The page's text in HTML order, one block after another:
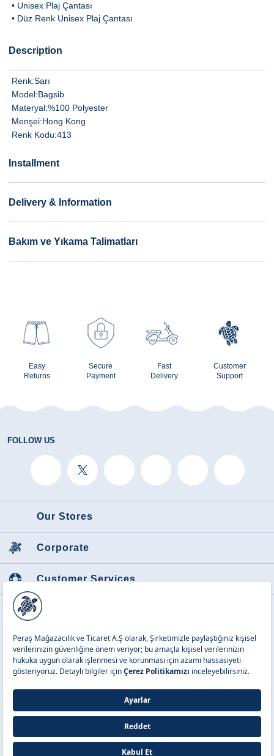
• Unisex Plaj Çantası
• Düz Renk Unisex Plaj Çantası
Description
Renk:Sarı
Model:Bagsib
Materyal:%100 Polyester
Menşei:Hong Kong
Renk Kodu:413
Installment
Delivery & Information
Bakım ve Yıkama Talimatları
Easy
Returns
Secure
Payment
Fast
Delivery
Customer
Support
FOLLOW US
Our Stores
Corporate
Customer Services
Featured Categories
Copyright © 2026 Vilebrequin. All